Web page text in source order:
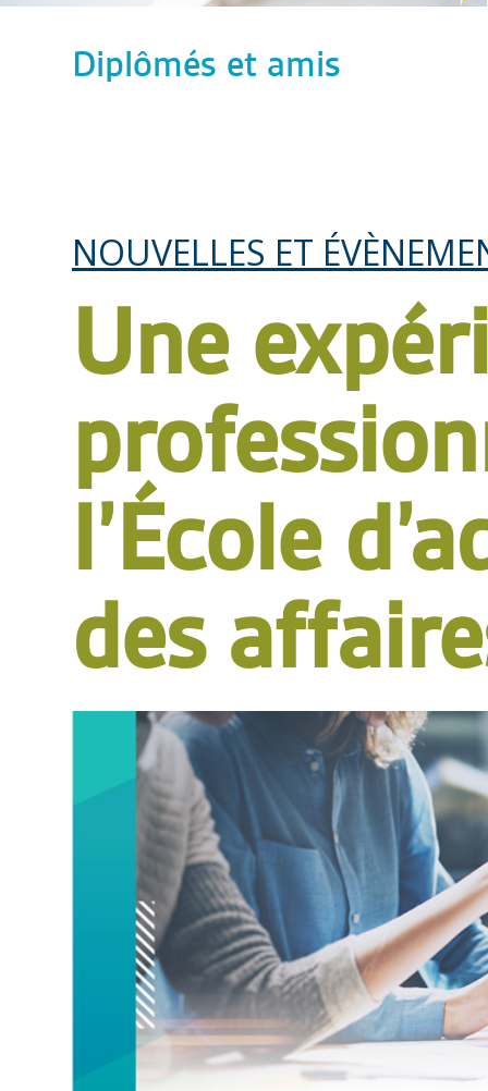
Diplômés et amis
NOUVELLES ET
Une
l’École
des